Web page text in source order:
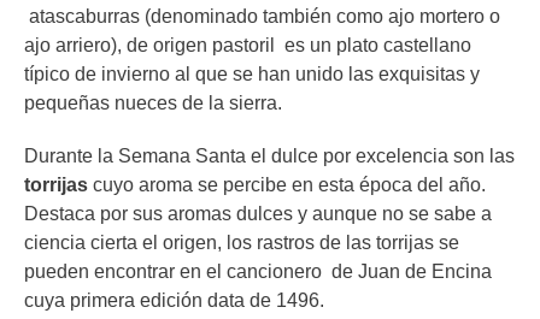
atascaburras (denominado también como ajo mortero o
ajo arriero), de origen pastoril es un plato castellano
típico de invierno al que se han unido las exquisitas y
pequeñas nueces de la sierra.
Durante la Semana Santa el dulce por excelencia son las
torrijas cuyo aroma se percibe en esta época del año.
Destaca por sus aromas dulces y aunque no se sabe a
ciencia cierta el origen, los rastros de las torrijas se
pueden encontrar en el cancionero de Juan de Encina
cuya primera edición data de 1496.